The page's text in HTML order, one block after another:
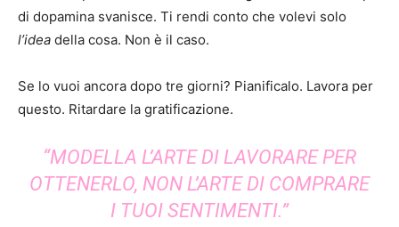
di dopamina svanisce. Ti rendi conto che volevi solo
l’idea della cosa. Non è il caso.
Se lo vuoi ancora dopo tre giorni? Pianificalo. Lavora per
questo. Ritardare la gratificazione.
“MODELLA L’ARTE DI LAVORARE PER
OTTENERLO, NON L’ARTE DI COMPRARE
I TUOI SENTIMENTI.”